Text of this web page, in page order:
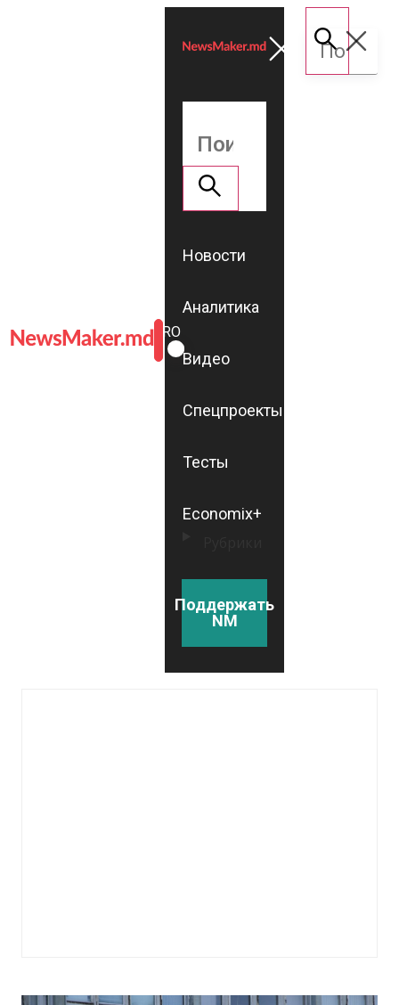
ROMÂNĂ
RU
Новости
Аналитика
Видео
Спецпроекты
Тесты
Economix+
Поддержать
NM